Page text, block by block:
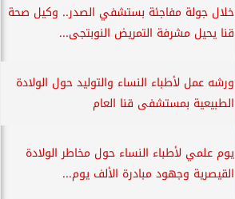
خلال جولة مفاجئة بستشفي الصدر.. وكيل صحة
قنا يحيل مشرفة التمريض النوبتجى...
ورشه عمل لأطباء النساء والتوليد حول الولادة
الطبيعية بمستشفى قنا العام
يوم علمي لأطباء النساء حول مخاطر الولادة
القيصرية وجهود مبادرة الألف يوم...